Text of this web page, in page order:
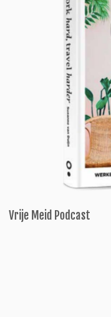
Vrije Meid Podcast